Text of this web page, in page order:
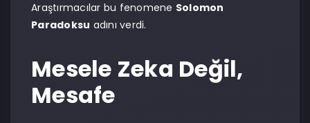
Araştırmacılar bu fenomene Solomon
Paradoksu adını verdi.
Mesele Zeka Değil,
Mesafe